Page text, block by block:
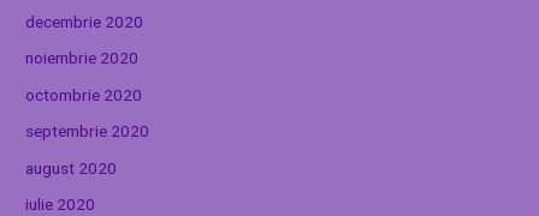
decembrie 2020
noiembrie 2020
octombrie 2020
septembrie 2020
august 2020
iulie 2020